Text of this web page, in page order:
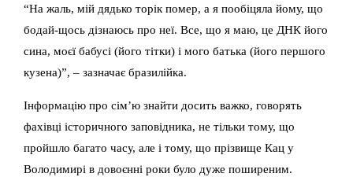
“На жаль, мій дядько торік помер, а я пообіцяла йому, що
бодай-щось дізнаюсь про неї. Все, що я маю, це ДНК його
сина, моєї бабусі (його тітки) і мого батька (його першого
кузена)”, – зазначає бразилійка.
Інформацію про сім’ю знайти досить важко, говорять
фахівці історичного заповідника, не тільки тому, що
пройшло багато часу, але і тому, що прізвище Кац у
Володимирі в довоєнні роки було дуже поширеним.